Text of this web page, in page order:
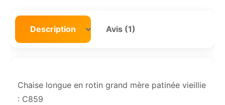
Description Avis (1)
Chaise longue en rotin grand mère patinée vieillie
: C859